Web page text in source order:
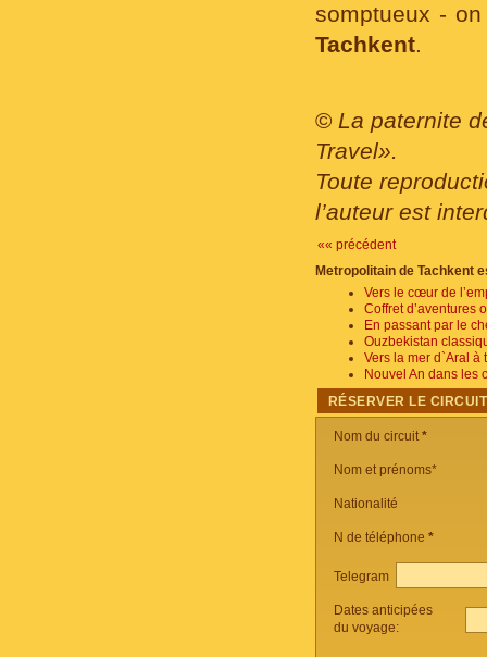
somptueux -
Tachkent.
© La paternite
Travel».
Toute
l’auteur est
«« précédent
Metropolitain de Tachkent
Vers le cœur de
Coffret d’aventures
En passant par le
Ouzbekistan
Vers la mer d`Aral à
Nouvel An dans les
RÉSERVER LE CIRCUIT
Nom du circuit*
Nom et prénoms*
Nationalité
N de téléphone *
Telegram
Dates anticipées
du voyage: